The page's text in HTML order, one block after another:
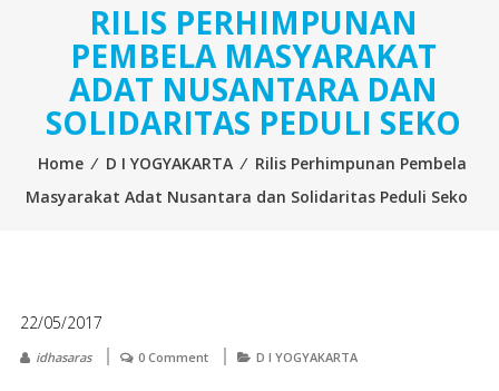
RILIS PERHIMPUNAN
PEMBELA MASYARAKAT
ADAT NUSANTARA DAN
SOLIDARITAS PEDULI SEKO
Home ⁄ D I YOGYAKARTA ⁄ Rilis Perhimpunan Pembela
Masyarakat Adat Nusantara dan Solidaritas Peduli Seko
22/05/2017
idhasaras 0 Comment D I YOGYAKARTA